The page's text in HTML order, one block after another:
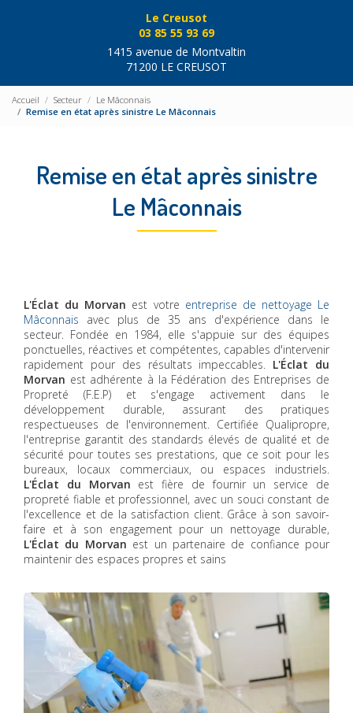
Le Creusot
03 85 55 93 69
1415 avenue de Montvaltin
71200 LE CREUSOT
Accueil Secteur
Le Mâconnais
Remise en état après sinistre Le Mâconnais
Remise en état après sinistre
Le Mâconnais
L'Éclat du Morvan est votre entreprise de nettoyage Le
Mâconnais avec plus de 35 ans d'expérience dans le
secteur. Fondée en 1984, elle s'appuie sur des équipes
ponctuelles, réactives et compétentes, capables d'intervenir
rapidement pour des résultats impeccables. L'Éclat du
Morvan est adhérente à la Fédération des Entreprises de
Propreté (F.E.P) et s'engage activement dans le
développement durable, assurant des pratiques
respectueuses de l'environnement. Certifiée Qualipropre,
l'entreprise garantit des standards élevés de qualité et de
sécurité pour toutes ses prestations, que ce soit pour les
bureaux, locaux commerciaux, ou espaces industriels.
L'Éclat du Morvan est fière de fournir un service de
propreté fiable et professionnel, avec un souci constant de
l'excellence et de la satisfaction client. Grâce à son savoir-
faire et à son engagement pour un nettoyage durable,
L'Éclat du Morvan est un partenaire de confiance pour
maintenir des espaces propres et sains